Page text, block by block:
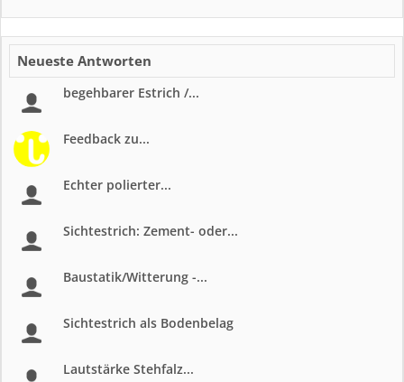
Neueste Antworten
begehbarer Estrich /...
Feedback zu...
Echter polierter...
Sichtestrich: Zement- oder...
Baustatik/Witterung -...
Sichtestrich als Bodenbelag
Lautstärke Stehfalz...